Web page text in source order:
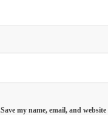
Save my name, email, and